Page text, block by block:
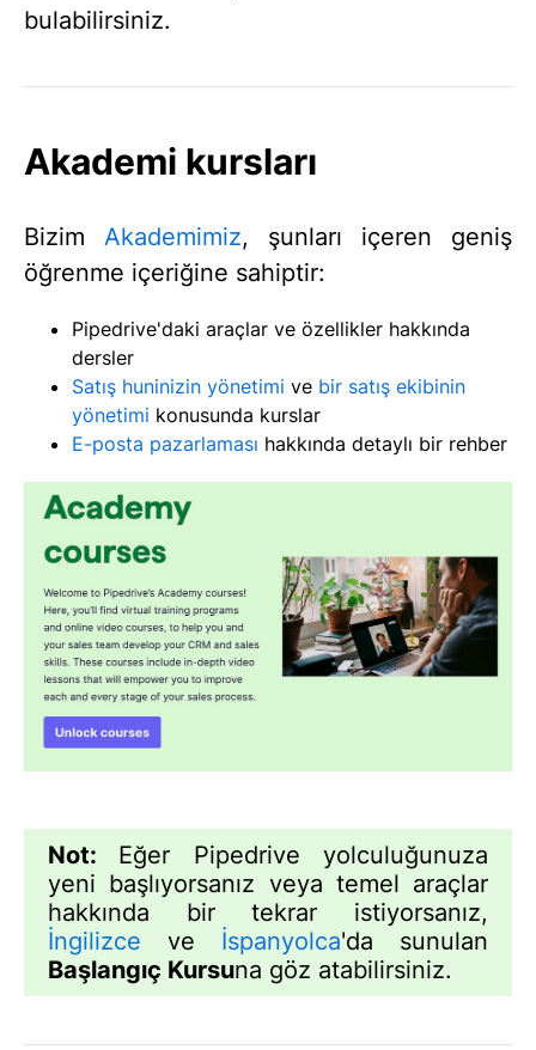
bulabilirsiniz.
Akademi kursları
Bizim Akademimiz, şunları içeren geniş
öğrenme içeriğine sahiptir:
Pipedrive'daki araçlar ve özellikler hakkında
dersler
Satış huninizin yönetimi ve bir satış ekibinin
yönetimi konusunda kurslar
E-posta pazarlaması hakkında detaylı bir rehber
Not: Eğer Pipedrive yolculuğunuza
yeni başlıyorsanız veya temel araçlar
hakkında bir tekrar istiyorsanız,
İngilizce ve İspanyolca'da sunulan
Başlangıç Kursuna göz atabilirsiniz.